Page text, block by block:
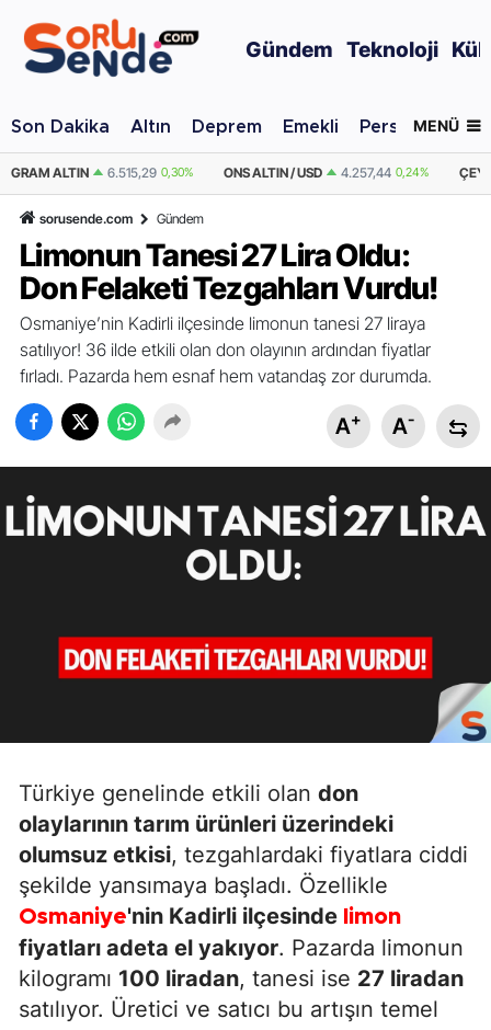
Gündem Teknoloji
Son Dakika Altın Deprem Emekli Personel Alımı
MENÜ
0,30% ONS ALTIN / USD 4.257,44 0,24% ÇEYREK ALTIN 10.652,50
sorusende.com Gündem
Limonun Tanesi 27 Lira Oldu:
Don Felaketi Tezgahları Vurdu!
Osmaniye’nin Kadirli ilçesinde limonun tanesi 27 liraya
satılıyor! 36 ilde etkili olan don olayının ardından fiyatlar
fırladı. Pazarda hem esnaf hem vatandaş zor durumda.
A+ A-
Türkiye genelinde etkili olan don
olaylarının tarım ürünleri üzerindeki
olumsuz etkisi, tezgahlardaki fiyatlara ciddi
şekilde yansımaya başladı. Özellikle
Osmaniye'nin Kadirli ilçesinde limon
fiyatları adeta el yakıyor. Pazarda limonun
kilogramı 100 liradan, tanesi ise 27 liradan
satılıyor. Üretici ve satıcı bu artışın temel